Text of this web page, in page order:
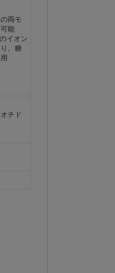
両モ
能
イオン
、糖
チド